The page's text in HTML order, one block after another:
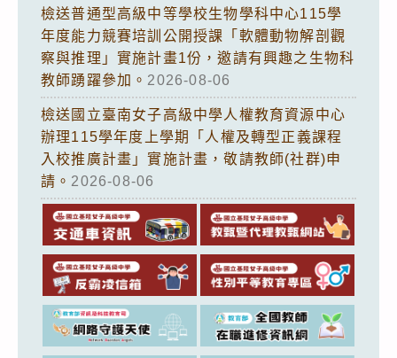
檢送普通型高級中等學校生物學科中心115學
年度能力競賽培訓公開授課「軟體動物解剖觀
察與推理」實施計畫1份，邀請有興趣之生物科
教師踴躍參加。 2026-08-06
檢送國立臺南女子高級中學人權教育資源中心
辦理115學年度上學期「人權及轉型正義課程
入校推廣計畫」實施計畫，敬請教師(社群)申
請。 2026-08-06